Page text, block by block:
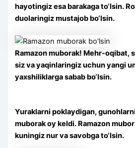
hayotingiz esa barakaga to‘lsin.
duolaringiz mustajob bo‘lsin.
Ramazon muborak! Mehr-oqibat,
siz va yaqinlaringiz uchun yangi
yaxshiliklarga sabab bo‘lsin.
Yuraklarni poklaydigan,
muborak oy keldi. Ramazon
kuningiz nur va savobga to‘lsin.